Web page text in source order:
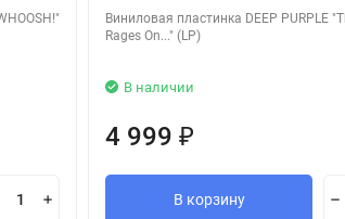
Виниловая пластинка DEEP PURPLE
Rages On..." (LP)
В наличии
4 999₽
В корзину